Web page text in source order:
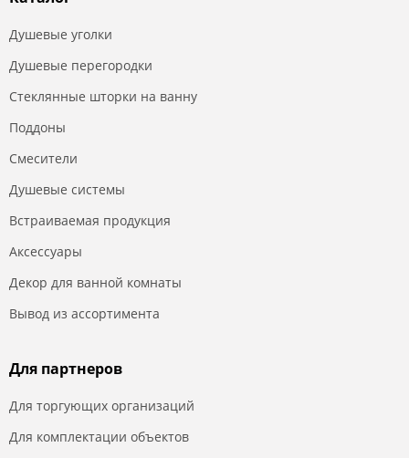
Душевые уголки
Душевые перегородки
Стеклянные шторки на ванну
Поддоны
Смесители
Душевые системы
Встраиваемая продукция
Аксессуары
Декор для ванной комнаты
Вывод из ассортимента
Для партнеров
Для торгующих организаций
Для комплектации объектов